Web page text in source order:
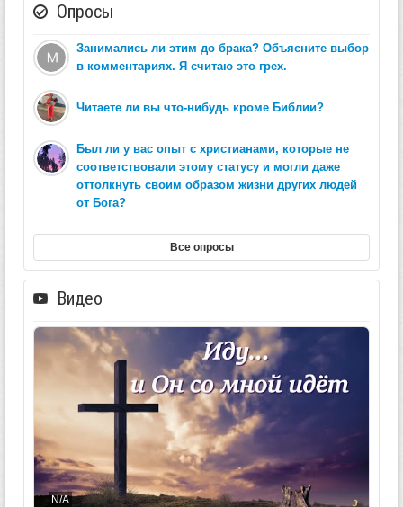
Опросы
Занимались ли этим до брака? Объясните выбор
в комментариях. Я считаю это грех.
Читаете ли вы что-нибудь кроме Библии?
Был ли у вас опыт с христианами, которые не
соответствовали этому статусу и могли даже
оттолкнуть своим образом жизни других людей
от Бога?
Все опросы
Видео
N/A